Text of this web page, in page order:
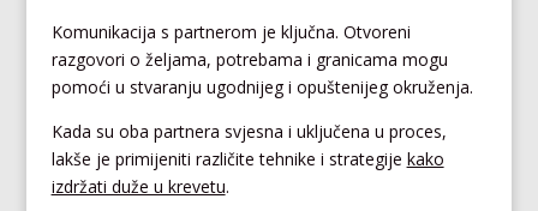
Komunikacija s partnerom je ključna. Otvoreni
razgovori o željama, potrebama i granicama mogu
pomoći u stvaranju ugodnijeg i opuštenijeg okruženja.
Kada su oba partnera svjesna i uključena u proces,
lakše je primijeniti različite tehnike i strategije kako
izdržati duže u krevetu.